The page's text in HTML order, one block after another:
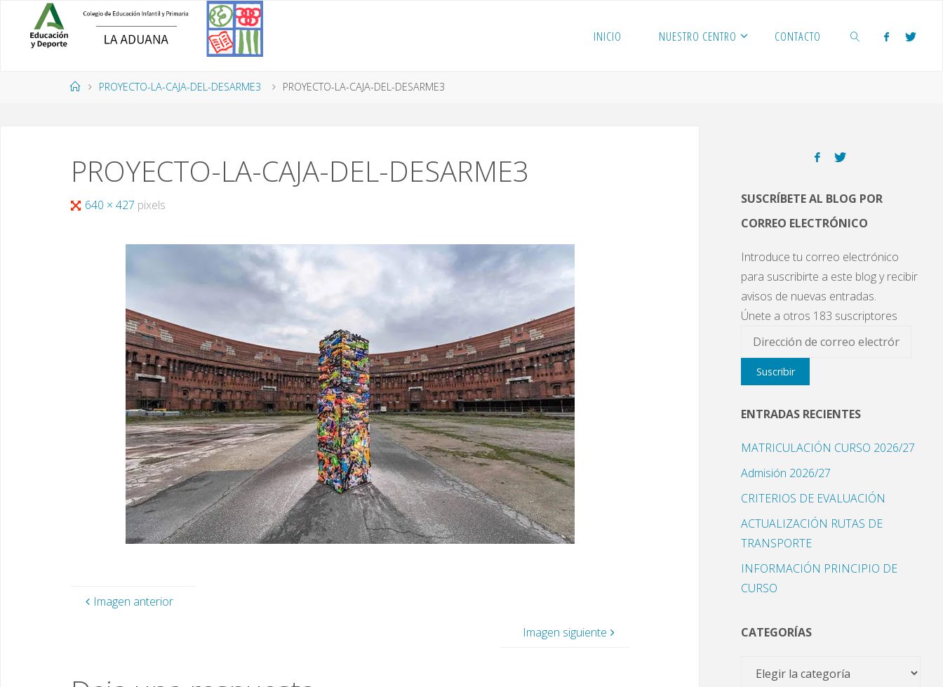
contenido
INICIO NUESTRO CENTRO CONTACTO
PáginaPROYECTO-LA-CAJA-DEL-DESARME3 PROYECTO-LA-CAJA-DEL-DESARME3
PROYECTO-LA-CAJA-DEL-DESARME3
Tamaño
640 × 427 pixels
Imagen anterior
Imagen siguiente
SUSCRÍBETE AL BLOG POR
CORREO ELECTRÓNICO
Introduce tu correo electrónico
para suscribirte a este blog y recibir
avisos de nuevas entradas.
Únete a otros 183 suscriptores
Dirección
de
correo
Suscribir
ENTRADAS RECIENTES
MATRICULACIÓN CURSO 2026/27
Admisión 2026/27
CRITERIOS DE EVALUACIÓN
ACTUALIZACIÓN RUTAS DE
TRANSPORTE
INFORMACIÓN PRINCIPIO DE
CURSO
CATEGORÍAS
Categorías